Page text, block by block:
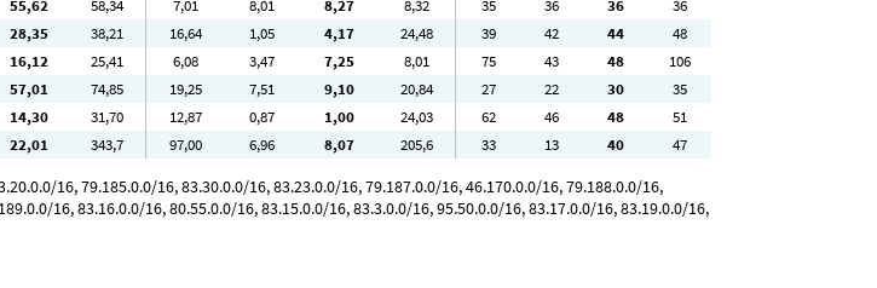
55,62 58,34 7,01 8,01 8,27 8,32 35 36 36
36
28,35 38,21 16,64 1,05 4,17 24,48 39 42 44
48
16,12 25,41 6,08 3,47 7,25 8,01 75 43 48
106
57,01 74,85 19,25 7,51 9,10 20,84 27 22 30
35
14,30 31,70 12,87 0,87 1,00 24,03 62 46 48
51
22,01 343,7 97,00 6,96 8,07 205,6 33 13 40 47
16, 79.185.0.0/16, 83.30.0.0/16, 83.23.0.0/16, 79.187.0.0/16, 46.170.0.0/16, 79.188.0.0/16,
16, 83.16.0.0/16, 80.55.0.0/16, 83.15.0.0/16, 83.3.0.0/16, 95.50.0.0/16, 83.17.0.0/16, 83.19.0.0/16,